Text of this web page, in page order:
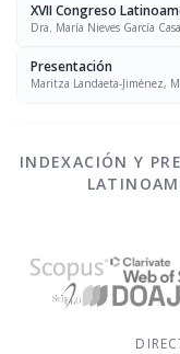
XVII Congreso
Dra. María Nieves García
Presentación
Maritza Landaeta-Jiménez,
INDEXACIÓN Y